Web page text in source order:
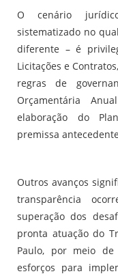
O cenário
sistematizado no
diferente – é
Licitações e
regras de
Orçamentária
elaboração do
premissa
Outros avanços
transparência
superação dos
pronta atuação do
Paulo, por meio
esforços para